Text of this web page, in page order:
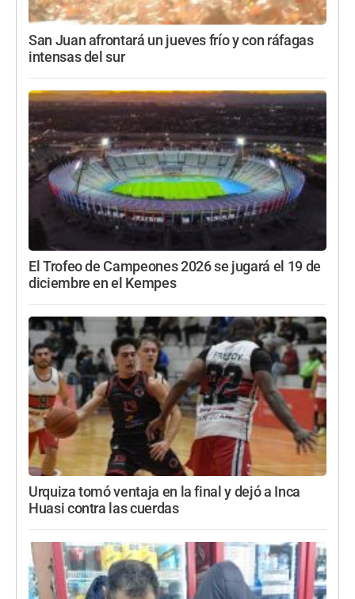
San Juan afrontará un jueves frío y con ráfagas
intensas del sur
El Trofeo de Campeones 2026 se jugará el 19 de
diciembre en el Kempes
Urquiza tomó ventaja en la final y dejó a Inca
Huasi contra las cuerdas